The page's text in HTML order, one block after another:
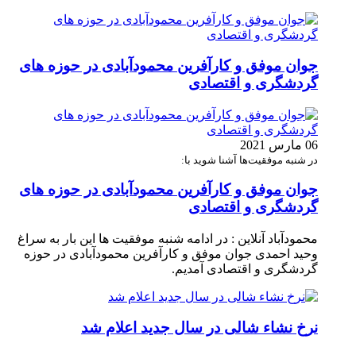
جوان موفق و کارآفرین محمودآبادی در حوزه های
گردشگری و اقتصادی
06 مارس 2021
در شنبه موفقیت‌ها آشنا شوید با:
جوان موفق و کارآفرین محمودآبادی در حوزه های
گردشگری و اقتصادی
محمودآباد آنلاین : در ادامه شنبه موفقیت ها این بار به سراغ
وحید احمدی جوان موفق و کارآفرین محمودآبادی در حوزه
گردشگری و اقتصادی آمدیم.
نرخ نشاء شالی در سال جدید اعلام شد